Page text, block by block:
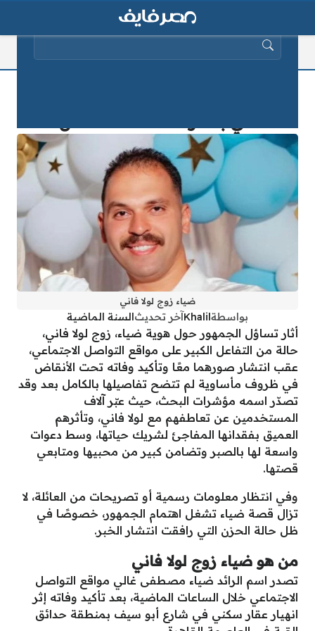
ضياء زوج لولا فاني
بواسطة Khalil آخر تحديث السنة الماضية
أثار تساؤل الجمهور حول هوية ضياء، زوج لولا فاني،
حالة من التفاعل الكبير على مواقع التواصل الاجتماعي،
عقب انتشار صورهما معًا وتأكيد وفاته تحت الأنقاض
في ظروف مأساوية لم تتضح تفاصيلها بالكامل بعد وقد
تصدّر اسمه مؤشرات البحث، حيث عبّر آلاف
المستخدمين عن تعاطفهم مع لولا فاني، وتأثرهم
العميق بفقدانها المفاجئ لشريك حياتها، وسط دعوات
واسعة لها بالصبر وتضامن كبير من محبيها ومتابعي
قصتها.
وفي انتظار معلومات رسمية أو تصريحات من العائلة، لا
تزال قصة ضياء تشغل اهتمام الجمهور، خصوصًا في
ظل حالة الحزن التي رافقت انتشار الخبر.
من هو ضياء زوج لولا فاني
تصدر اسم الرائد ضياء مصطفى غالي مواقع التواصل
الاجتماعي خلال الساعات الماضية، بعد تأكيد وفاته إثر
انهيار عقار سكني في شارع أبو سيف بمنطقة حدائق
البحث عن: